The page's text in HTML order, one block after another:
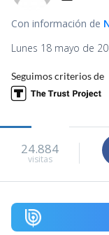
Con información de
Lunes 18 mayo de
Seguimos criterios de
24.884
visitas